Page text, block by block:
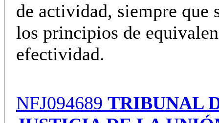
de actividad, siempre que
los principios de
efectividad.
NFJ094689 TRIBUNAL